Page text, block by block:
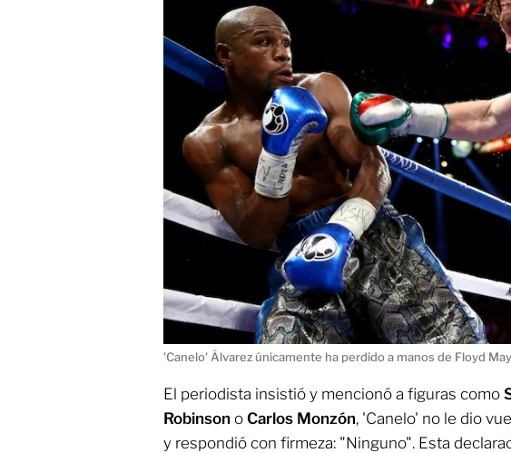
'Canelo' Álvarez únicamente ha perdido a manos de Floyd
El periodista insistió y mencionó a figuras como
Robinson o Carlos Monzón, 'Canelo' no le dio
y respondió con firmeza: "Ninguno". Esta